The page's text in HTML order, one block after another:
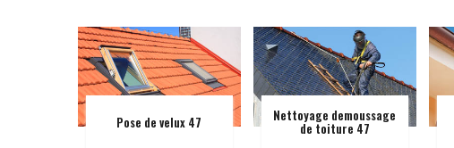
Pose de velux 47 Nettoyage demoussage
de toiture 47